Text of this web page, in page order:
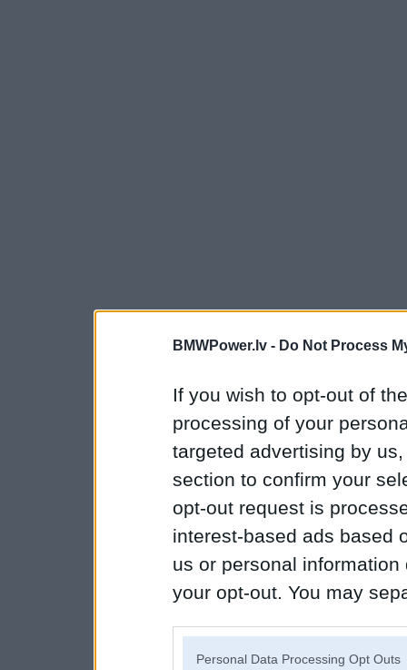
BMWPower.lv - Do Not Process
If you wish to opt-out of
processing of your
targeted advertising by
section to confirm your
opt-out request is
interest-based ads based
us or personal
your opt-out. You may
Personal Data Processing Opt Outs